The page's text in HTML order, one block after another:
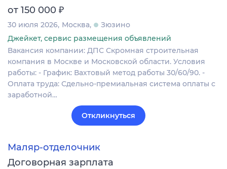
от 150 000 ₽
30 июля 2026 Москва
Зюзино
Джейкет, сервис размещения объявлений
Вакансия компании: ДПС Скромная строительная
компания в Москве и Московской области. Условия
работы: - График: Вахтовый метод работы 30/60/90. -
Оплата труда: Сдельно-премиальная система оплаты с
заработной…
Откликнуться
Маляр-отделочник
Договорная зарплата